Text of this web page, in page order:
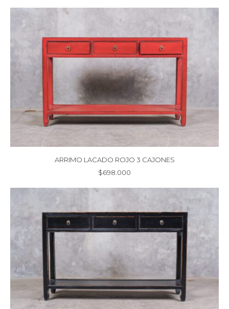
ARRIMO LACADO ROJO 3 CAJONES
$698.000